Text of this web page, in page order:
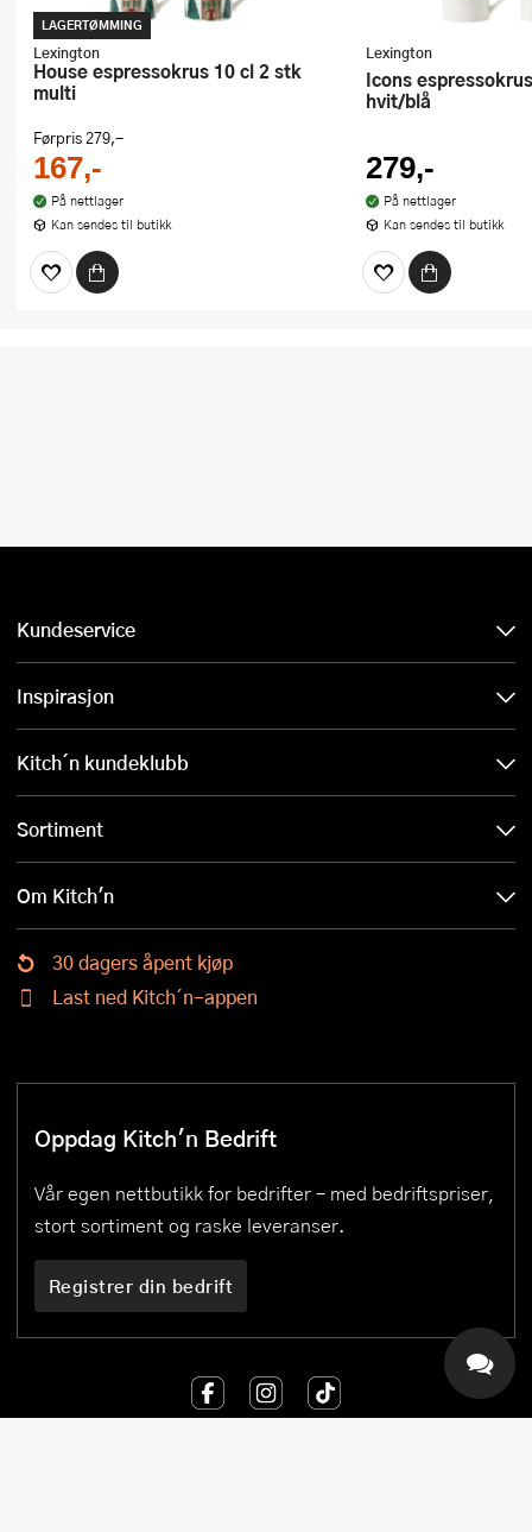
LAGERTØMMING
Lexington
House espressokrus 10 cl 2 stk
multi
Førpris279,-
167,-
På nettlager
Kan sendes til butikk
Lexington
Icons espressokrus 10 cl 2 stk
hvit/blå
279,-
På nettlager
Kan sendes til butikk
Kundeservice
Inspirasjon
Kitch´n kundeklubb
Sortiment
Om Kitch'n
30 dagers åpent kjøp
Last ned Kitch´n-appen
Oppdag Kitch'n Bedrift
Vår egen nettbutikk for bedrifter – med bedriftspriser,
stort sortiment og raske leveranser.
Registrer din bedrift